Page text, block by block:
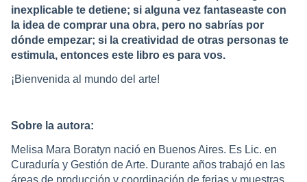
inexplicable te detiene; si alguna vez fantaseaste con
la idea de comprar una obra, pero no sabrías por
dónde empezar; si la creatividad de otras personas te
estimula, entonces este libro es para vos.
¡Bienvenida al mundo del arte!
Sobre la autora:
Melisa Mara Boratyn nació en Buenos Aires. Es Lic. en
Curaduría y Gestión de Arte. Durante años trabajó en las